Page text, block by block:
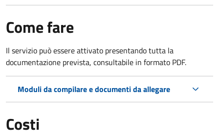
Come fare
Il servizio può essere attivato presentando tutta la
documentazione prevista, consultabile in formato PDF.
Moduli da compilare e documenti da allegare
Costi